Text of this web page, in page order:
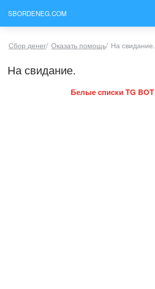
SBORDENEG.COM
Сбор денег/ Оказать помощь/ На свидание.
На свидание.
Белые списки TG BOT